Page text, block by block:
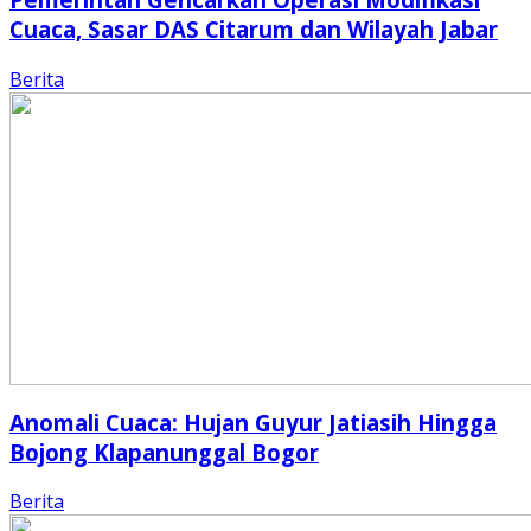
Cuaca, Sasar DAS Citarum dan Wilayah Jabar
Berita
Anomali Cuaca: Hujan Guyur Jatiasih Hingga
Bojong Klapanunggal Bogor
Berita